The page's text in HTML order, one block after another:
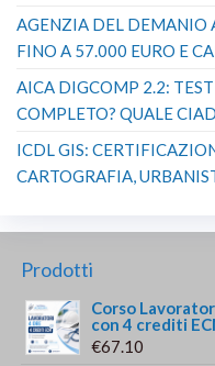
AGENZIA DEL DEMANIO
FINO A 57.000 EURO E
AICA DIGCOMP 2.2:
COMPLETO? QUALE
ICDL GIS:
CARTOGRAFIA,
Prodotti
Corso
con 4 crediti
€67.10